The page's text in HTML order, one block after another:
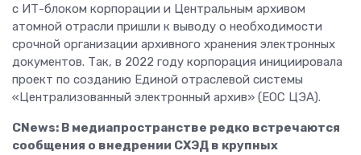
с ИТ-блоком корпорации и Центральным архивом
атомной отрасли пришли к выводу о необходимости
срочной организации архивного хранения электронных
документов. Так, в 2022 году корпорация инициировала
проект по созданию Единой отраслевой системы
«Централизованный электронный архив» (ЕОС ЦЭА).
CNews: В медиапространстве редко встречаются
сообщения о внедрении СХЭД в крупных